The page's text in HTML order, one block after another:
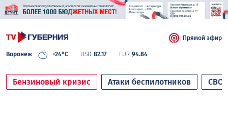
Воронеж +24°C USD 82.17 EUR 94.84
Прямой эфир
Бензиновый кризис Атаки беспилотников СВО